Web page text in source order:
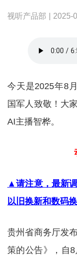
视听产品部 | 2025-
今天是2025年8
国军人致敬！大
AI主播智桦。
▲请注意，最新
以旧换新和数码
贵州省商务厅发
策的公告》，自